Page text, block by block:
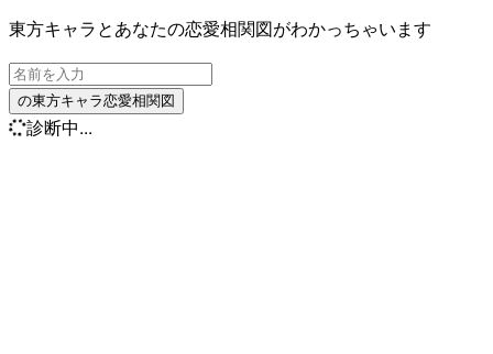
東方キャラとあなたの恋愛相関図がわかっちゃいます
の東方キャラ恋愛相関図
診断中...